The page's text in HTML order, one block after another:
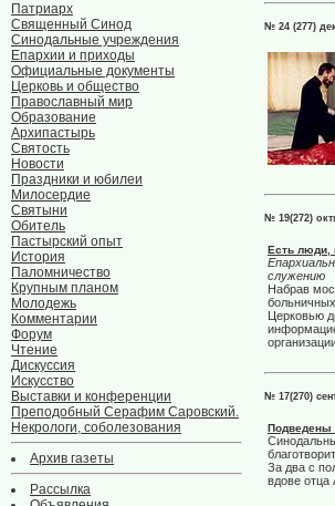
Патриарх
Священный Синод
Синодальные учреждения
Епархии и приходы
Официальные документы
Церковь и общество
Православный мир
Образование
Архипастырь
Святость
Новости
Праздники и юбилеи
Милосердие
Святыни
Обитель
Пастырский опыт
История
Паломничество
Крупным планом
Молодежь
Комментарии
Форум
Чтение
Дискуссия
Искусство
Выставки и конференции
Преподобный Серафим Саровский.
Некрологи, соболезования
Архив газеты
Рассылка
№ 24 (277)
№ 19(272)
Есть люди,
служению
Набрав
Церковью
№ 17(270)
Подведены
За два с
вдове отца